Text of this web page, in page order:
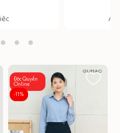
Áo
Độc Quyền
Online
-11%